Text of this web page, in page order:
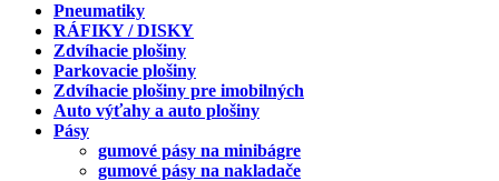
Pneumatiky
RÁFIKY / DISKY
Zdvíhacie plošiny
Parkovacie plošiny
Zdvíhacie plošiny pre imobilných
Auto výťahy a auto plošiny
Pásy
gumové pásy na minibágre
gumové pásy na nakladače